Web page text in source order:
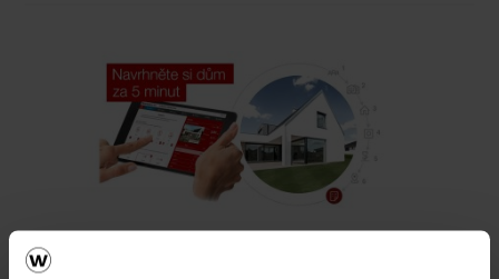
Vezměte stavbu do vlastních rukou. Online.